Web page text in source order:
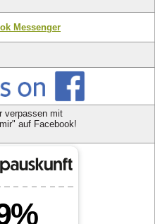
Messenger
verpassen mit
auf Facebook!